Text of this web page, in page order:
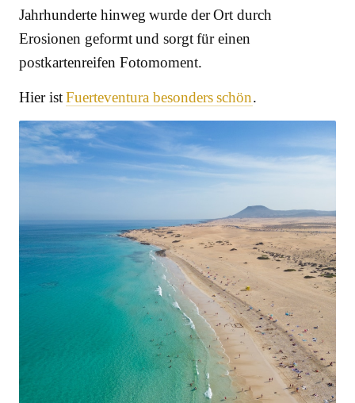
Jahrhunderte hinweg wurde der Ort durch
Erosionen geformt und sorgt für einen
postkartenreifen Fotomoment.
Hier istFuerteventura besonders schön.